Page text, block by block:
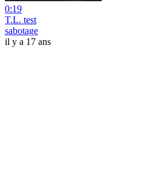
0:19
T.L. test
sabotage
il y a 17 ans